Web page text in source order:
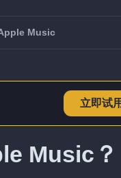
Music
立即试
Music？